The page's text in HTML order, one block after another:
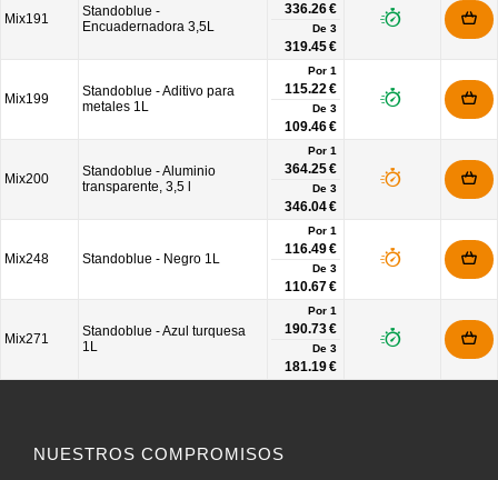
Mix191
Standoblue -
Encuadernadora 3,5L
336.26 €
De 3
319.45 €
Mix199
Standoblue - Aditivo para
metales 1L
Por 1
115.22 €
De 3
109.46 €
Mix200
Standoblue - Aluminio
transparente, 3,5 l
Por 1
364.25 €
De 3
346.04 €
Mix248 Standoblue - Negro 1L
Por 1
116.49 €
De 3
110.67 €
Mix271
Standoblue - Azul turquesa
1L
Por 1
190.73 €
De 3
181.19 €
NUESTROS COMPROMISOS